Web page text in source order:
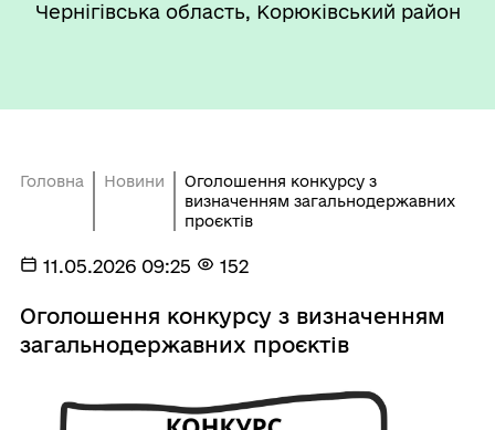
Чернігівська область, Корюківський район
Головна Новини
Оголошення конкурсу з
визначенням загальнодержавних
проєктів
11.05.2026 09:25 152
Оголошення конкурсу з визначенням
загальнодержавних проєктів